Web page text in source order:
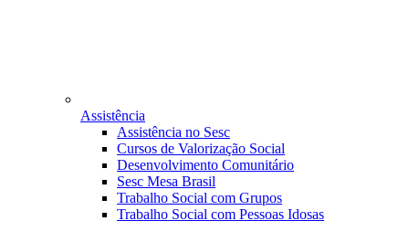
Assistência
Assistência no Sesc
Cursos de Valorização Social
Desenvolvimento Comunitário
Sesc Mesa Brasil
Trabalho Social com Grupos
Trabalho Social com Pessoas Idosas